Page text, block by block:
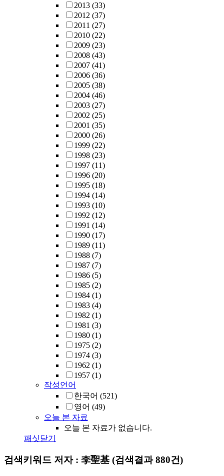
2013 (33)
2012 (37)
2011 (27)
2010 (22)
2009 (23)
2008 (43)
2007 (41)
2006 (36)
2005 (38)
2004 (46)
2003 (27)
2002 (25)
2001 (35)
2000 (26)
1999 (22)
1998 (23)
1997 (11)
1996 (20)
1995 (18)
1994 (14)
1993 (10)
1992 (12)
1991 (14)
1990 (17)
1989 (11)
1988 (7)
1987 (7)
1986 (5)
1985 (2)
1984 (1)
1983 (4)
1982 (1)
1981 (3)
1980 (1)
1975 (2)
1974 (3)
1962 (1)
1957 (1)
작성언어
한국어 (521)
영어 (49)
오늘 본 자료
오늘 본 자료가 없습니다.
패싯닫기
검색키워드 저자 : 李聖基 (검색결과 880건)